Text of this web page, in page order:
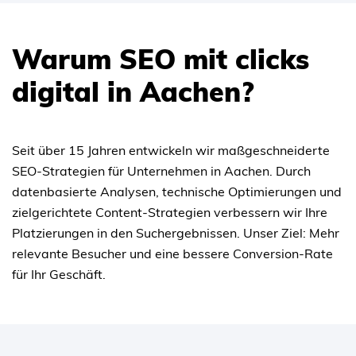
Warum SEO mit clicks
digital in Aachen?
Seit über 15 Jahren entwickeln wir maßgeschneiderte
SEO-Strategien für Unternehmen in Aachen. Durch
datenbasierte Analysen, technische Optimierungen und
zielgerichtete Content-Strategien verbessern wir Ihre
Platzierungen in den Suchergebnissen. Unser Ziel: Mehr
relevante Besucher und eine bessere Conversion-Rate
für Ihr Geschäft.